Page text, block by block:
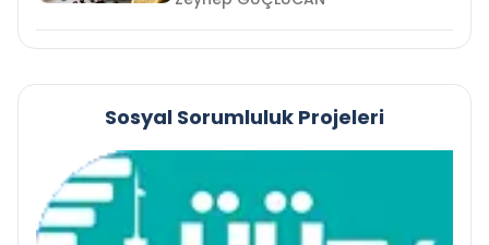
Sosyal Sorumluluk Projeleri